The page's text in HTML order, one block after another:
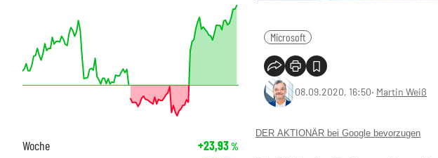
Microsoft
08.09.2020, 16:50‧ Martin Weiß
DER AKTIONÄR bei Google bevorzugen
Woche +23,93%